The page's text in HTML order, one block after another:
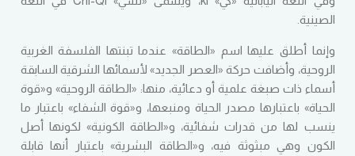
الصينية.
وإنما أطلق عليها اسم «الطاقة» عندما تبنتها الفلسفة الغربية
الروحية، وأضافت حركة «العصر الجديد» لأسمائها الشرقية السابقة
أسماء ذات صبغة علمية أو دعائية، منها: «الطاقة الروحية» و«قوة
الحياة» باعتبارها مصدر الحياة ومنبعها، و«قوة الشفاء» باعتبار ما
ينسب لها من قدرات شفائية، و«الطاقة الكونية» لكونها أصل
الكون وهي مبثوثة فيه، و«الطاقة البشرية» باعتبار أنها قابلة